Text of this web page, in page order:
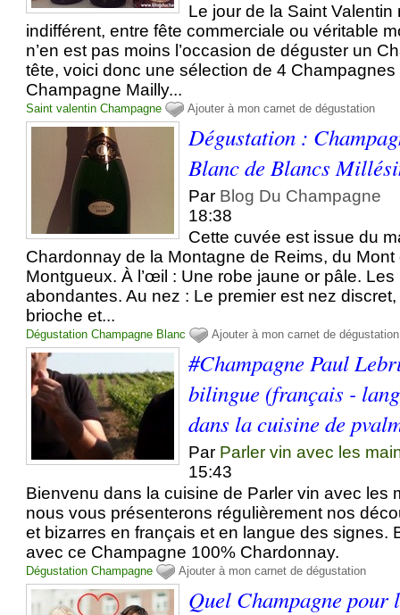
Le jour de la Saint Valentin
indifférent, entre fête commerciale ou véritable
n’en est pas moins l’occasion de déguster un
tête, voici donc une sélection de 4 Champagnes
Champagne Mailly...
Saint valentin Champagne Ajouter à mon carnet de dégustation
Dégustation :
Blanc de Blancs
Par Blog Du Champagne
18:38
Cette cuvée est issue du
Chardonnay de la Montagne de Reims, du Mont
Montgueux. À l’œil : Une robe jaune or pâle.
abondantes. Au nez : Le premier est nez
brioche et...
Dégustation Champagne Blanc Ajouter à mon carnet de dégustation
#Champagne Paul
bilingue (français -
dans la cuisine de
Par Parler vin avec les
15:43
Bienvenu dans la cuisine de Parler vin avec les
nous vous présenterons régulièrement nos
et bizarres en français et en langue des signes.
avec ce Champagne 100% Chardonnay.
Dégustation Champagne Ajouter à mon carnet de dégustation
Quel Champagne pour